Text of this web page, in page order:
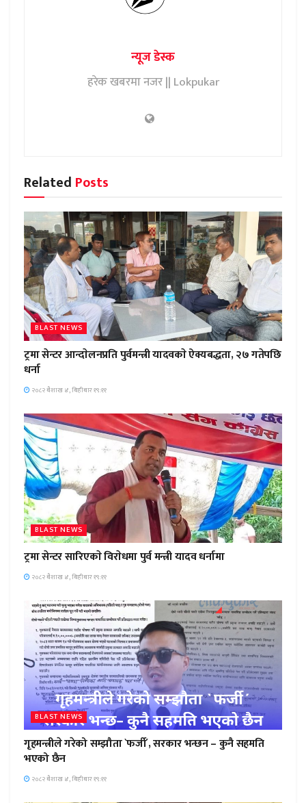
न्यूज डेस्क
हरेक खबरमा नजर || Lokpukar
Related Posts
BLAST NEWS
ट्रमा सेन्टर आन्दाेलनप्रति पुर्वमन्त्री यादवकाे ऐक्यबद्धता, २७ गतेपछि
धर्ना
२०८२ बैशाख ४, बिहीबार १९:११
BLAST NEWS
ट्रमा सेन्टर सारिएकाे विराेधमा पुर्व मन्त्री यादव धर्नामा
२०८२ बैशाख ४, बिहीबार १९:११
BLAST NEWS
गृहमन्त्रीले गरेको सम्झौता `फर्जी´, सरकार भन्छन – कुनै सहमति
भएको छैन
२०८२ बैशाख ४, बिहीबार १९:११